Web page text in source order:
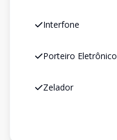
Interfone
Porteiro Eletrônico
Zelador